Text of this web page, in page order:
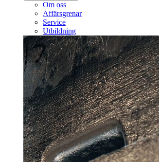
Om oss
Affärsgrenar
Service
Utbildning